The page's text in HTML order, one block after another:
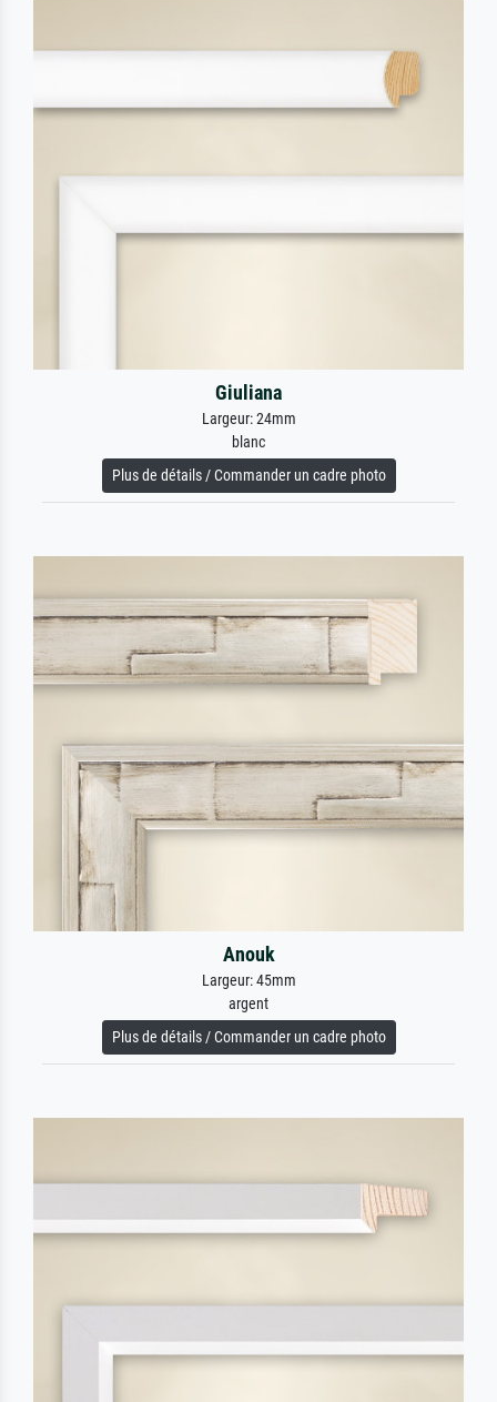
Giuliana
Largeur: 24mm
blanc
Plus de détails / Commander un cadre photo
Anouk
Largeur: 45mm
argent
Plus de détails / Commander un cadre photo